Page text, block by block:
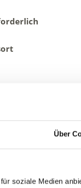
Über
soziale Medien